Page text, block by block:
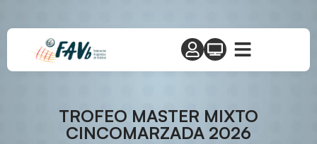
TROFEO MASTER MIXTO
CINCOMARZADA 2026